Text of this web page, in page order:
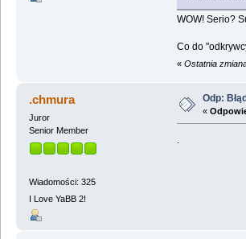
WOW! Serio?
Co do
« Ostatnia
.chmura
Juror
Senior Member
Wiadomości: 325
I Love YaBB 2!
Odp:
«
.